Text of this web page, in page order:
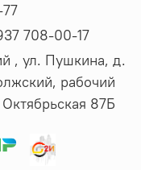
708-00-17
, ул. Пушкина, д.
рабочий
87Б